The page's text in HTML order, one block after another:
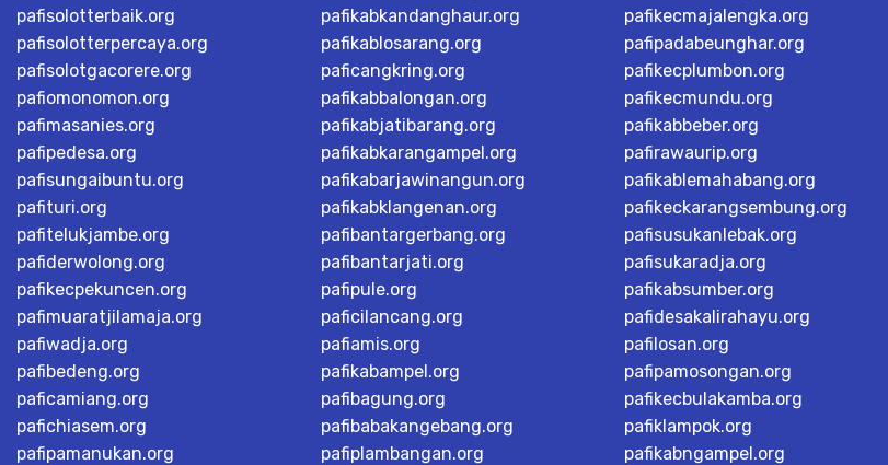
pafisolotterbaik.org
pafisolotterpercaya.org
pafisolotgacorere.org
pafiomonomon.org
pafimasanies.org
pafipedesa.org
pafisungaibuntu.org
pafituri.org
pafitelukjambe.org
pafiderwolong.org
pafikecpekuncen.org
pafimuaratjilamaja.org
pafiwadja.org
pafibedeng.org
paficamiang.org
pafichiasem.org
pafipamanukan.org
pafikabkandanghaur.org
pafikablosarang.org
paficangkring.org
pafikabbalongan.org
pafikabjatibarang.org
pafikabkarangampel.org
pafikabarjawinangun.org
pafikabklangenan.org
pafibantargerbang.org
pafibantarjati.org
pafipule.org
paficilancang.org
pafiamis.org
pafikabampel.org
pafibagung.org
pafibabakangebang.org
pafiplambangan.org
pafikecmajalengka.org
pafipadabeunghar.org
pafikecplumbon.org
pafikecmundu.org
pafikabbeber.org
pafirawaurip.org
pafikablemahabang.org
pafikeckarangsembung.org
pafisusukanlebak.org
pafisukaradja.org
pafikabsumber.org
pafidesakalirahayu.org
pafilosan.org
pafipamosongan.org
pafikecbulakamba.org
pafiklampok.org
pafikabngampel.org